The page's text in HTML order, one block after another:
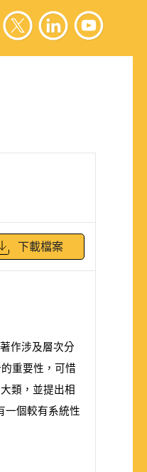
下載檔案
作涉及層次分
重要性，可惜
類，並提出相
一個較有系統性